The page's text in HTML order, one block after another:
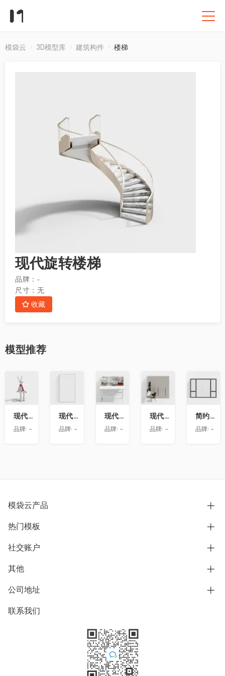
模袋云 3D模型库 建筑构件 楼梯
现代旋转楼梯
品牌： -
尺寸： 无
收藏
模型推荐
藏
现代兔子艺术雕塑摆件
品牌: -
现代玻璃隔断
品牌: -
收
藏
现代书桌
品牌: -
收
藏
现代衣柜带转角书桌
品牌: -
收
藏
简约房屋推拉窗
品牌: -
模袋云产品
别墅设计营销
模型协同展示分享
别墅社区
别墅模板
热门模板
欧式别墅
中式别墅
日式别墅
社交账户
B站
抖音
微信公众号
其他
用户服务协议
隐私政策
公司地址
上海市浦东新区东方路1215-1217号
联系我们